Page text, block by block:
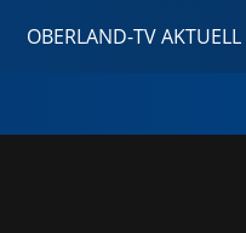
OBERLAND-TV AKTUELL